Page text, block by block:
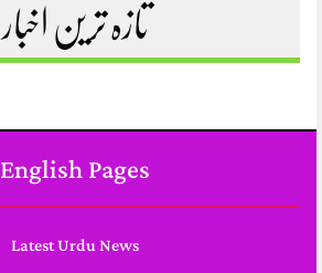
تازہ ترین اخبار
English Pages
Latest Urdu News